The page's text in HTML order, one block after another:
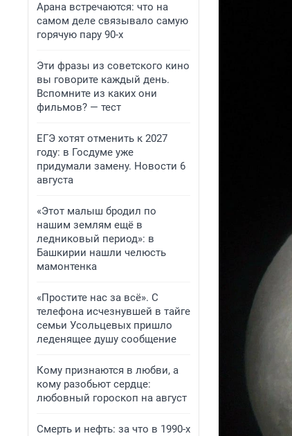
Арана встречаются: что на
самом деле связывало самую
горячую пару 90-х
Эти фразы из советского кино
вы говорите каждый день.
Вспомните из каких они
фильмов? — тест
ЕГЭ хотят отменить к 2027
году: в Госдуме уже
придумали замену. Новости 6
августа
«Этот малыш бродил по
нашим землям ещё в
ледниковый период»: в
Башкирии нашли челюсть
мамонтенка
«Простите нас за всё». С
телефона исчезнувшей в тайге
семьи Усольцевых пришло
леденящее душу сообщение
Кому признаются в любви, а
кому разобьют сердце:
любовный гороскоп на август
Смерть и нефть: за что в 1990-х